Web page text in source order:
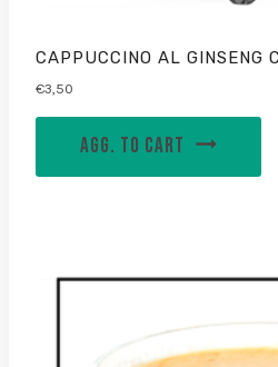
CAPPUCCINO AL GINSENG
€3,50
AGG. TO CART